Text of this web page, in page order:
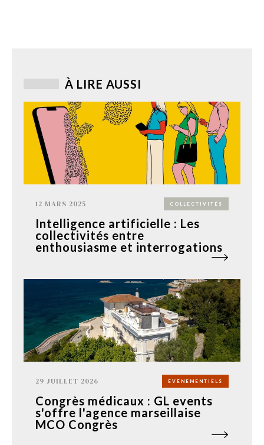
À LIRE AUSSI
12 MARS 2025 COLLECTIVITÉS
Intelligence artificielle : Les
collectivités entre
enthousiasme et interrogations
29 JUILLET 2026 ÉVÉNEMENTIELS
Congrès médicaux : GL events
s'offre l'agence marseillaise
MCO Congrès